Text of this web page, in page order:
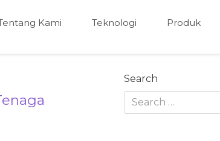
Kami Teknologi Produk
Search